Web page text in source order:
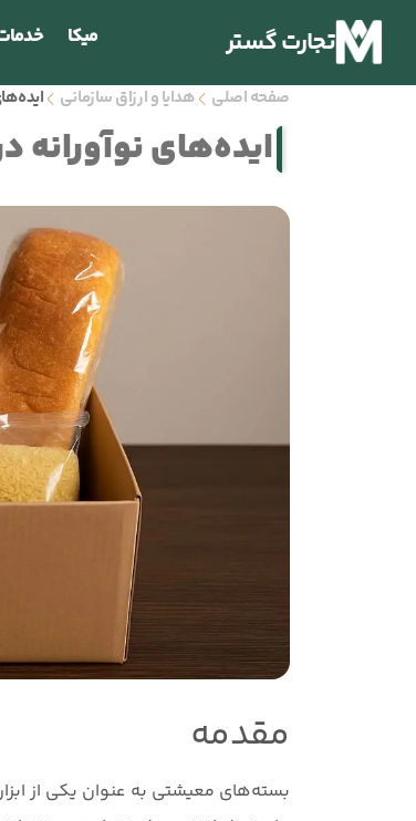
تجارت گستر میکا
صفحه اصلی هدایا و ارزاق سازمانی
ایده‌های
مقدمه
بسته‌های معیشتی به عنوان یکی از